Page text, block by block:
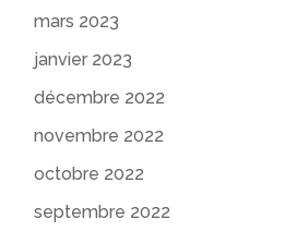
mars 2023
janvier 2023
décembre 2022
novembre 2022
octobre 2022
septembre 2022